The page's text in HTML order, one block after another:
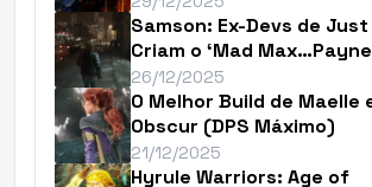
Samson: Ex-Devs de
Criam o ‘Mad
26/12/2025
O Melhor Build de Maelle
Obscur (DPS Máximo)
21/12/2025
Hyrule Warriors: Age of